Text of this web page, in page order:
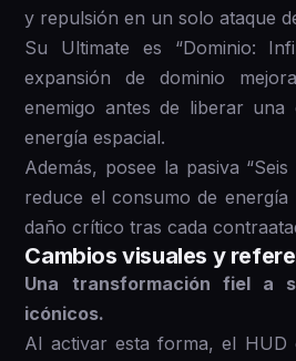
y repulsión en un solo ataque
Su Ultimate es “Dominio:
expansión de dominio
enemigo antes de liberar una
energía espacial.
Además, posee la pasiva
reduce el consumo de energía
daño crítico tras cada
Cambios visuales y
Una transformación fiel a
icónicos.
Al activar esta forma, el HUD